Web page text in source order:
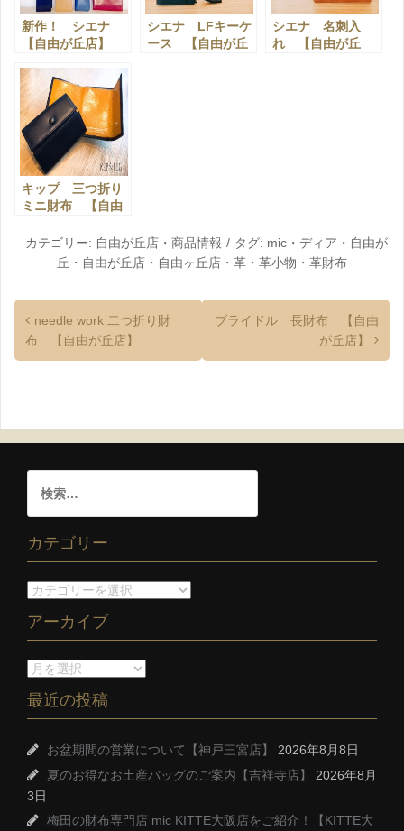
新作！ シエナ
【自由が丘店】
シエナ LFキーケ
ース 【自由が丘
シエナ 名刺入
れ 【自由が丘
キップ 三つ折り
ミニ財布 【自由
カテゴリー: 自由が丘店 ・ 商品情報 タグ: mic ・ ディア ・ 自由が
丘 ・ 自由が丘店 ・ 自由ヶ丘店 ・ 革 ・ 革小物 ・ 革財布
needle work 二つ折り財
布 【自由が丘店】
ブライドル 長財布 【自由
が丘店】
カテゴリー
アーカイブ
最近の投稿
お盆期間の営業について【神戸三宮店】
2026年8月8日
夏のお得なお土産バッグのご案内【吉祥寺店】
2026年8月
3日
梅田の財布専門店 mic KITTE大阪店をご紹介！【KITTE大